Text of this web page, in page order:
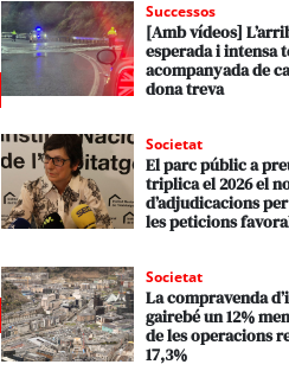
Successos
[Amb vídeos]
esperada i intensa
acompanyada de
dona treva
Societat
El parc públic a
triplica el 2026 el
d’adjudicacions
les peticions
Societat
La compravenda
gairebé un 12%
de les operacions
17,3%